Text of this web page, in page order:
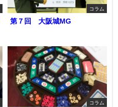
コラム
第７回 大阪城MG
コラム